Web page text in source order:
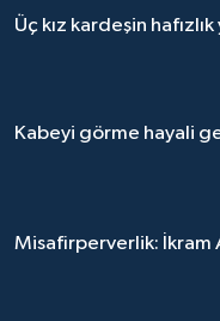
Üç kız kardeşin
Kabeyi görme hayali
Misafirperverlik: İkram